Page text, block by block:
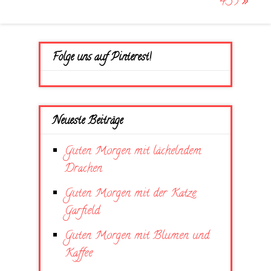
Folge uns auf Pinterest!
Neueste Beiträge
Guten Morgen mit lächelndem
Drachen
Guten Morgen mit der Katze
Garfield
Guten Morgen mit Blumen und
Kaffee